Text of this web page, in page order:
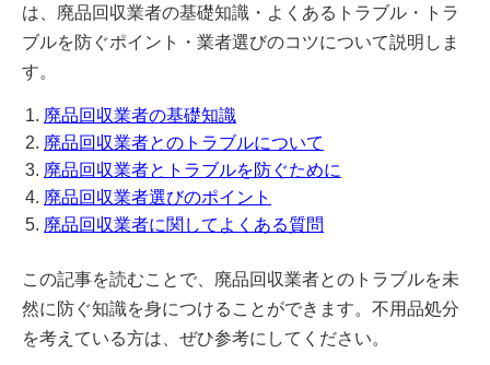
は、廃品回収業者の基礎知識・よくあるトラブル・トラ
ブルを防ぐポイント・業者選びのコツについて説明しま
す。
廃品回収業者の基礎知識
廃品回収業者とのトラブルについて
廃品回収業者とトラブルを防ぐために
廃品回収業者選びのポイント
廃品回収業者に関してよくある質問
この記事を読むことで、廃品回収業者とのトラブルを未
然に防ぐ知識を身につけることができます。不用品処分
を考えている方は、ぜひ参考にしてください。